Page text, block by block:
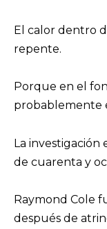
El calor dentro
repente.
Porque en el
probablemente
La investigación
de cuarenta y
Raymond Cole
después de